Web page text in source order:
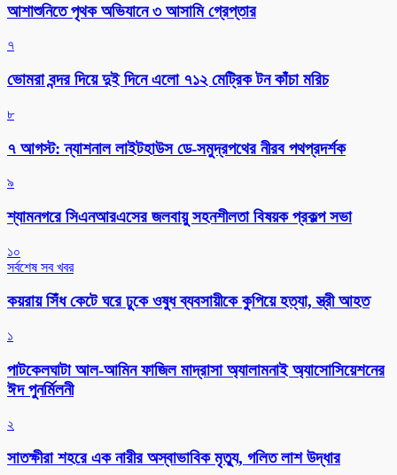
আশাশুনিতে পৃথক অভিযানে ৩ আসামি গ্রেপ্তার
৭
ভোমরা বন্দর দিয়ে দুই দিনে এলো ৭১২ মেট্রিক টন কাঁচা মরিচ
৮
৭ আগস্ট: ন্যাশনাল লাইটহাউস ডে-সমুদ্রপথের নীরব পথপ্রদর্শক
৯
শ্যামনগরে সিএনআরএসের জলবায়ু সহনশীলতা বিষয়ক প্রকল্প সভা
১০
সর্বশেষ সব খবর
কয়রায় সিঁধ কেটে ঘরে ঢুকে ওষুধ ব্যবসায়ীকে কুপিয়ে হত্যা, স্ত্রী আহত
১
পাটকেলঘাটা আল-আমিন ফাজিল মাদ্রাসা অ্যালামনাই অ্যাসোসিয়েশনের
ঈদ পুনর্মিলনী
২
সাতক্ষীরা শহরে এক নারীর অস্বাভাবিক মৃত্যু, গলিত লাশ উদ্ধার